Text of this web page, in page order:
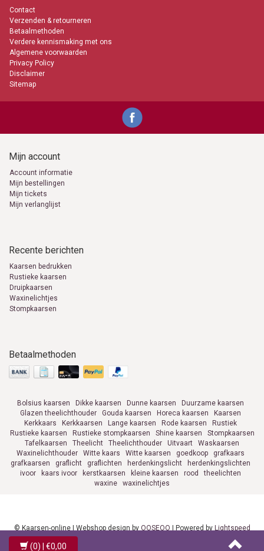
Contact
Verzenden & retourneren
Betaalmethoden
Verdere kennismaking met ons
Algemene voorwaarden
Privacy Policy
Disclaimer
Sitemap
Mijn account
Account informatie
Mijn bestellingen
Mijn tickets
Mijn verlanglijst
Recente berichten
Kaarsen bedrukken
Rustieke kaarsen
Druipkaarsen
Waxinelichtjes
Stompkaarsen
Betaalmethoden
Bolsius kaarsen Dikke kaarsen Dunne kaarsen
Duurzame kaarsen
Glazen theelichthouder
Gouda kaarsen Horeca kaarsen
Kaarsen
Kerkkaars
Kerkkaarsen Lange kaarsen Rode kaarsen
Rustiek
Rustieke kaarsen
Rustieke stompkaarsen Shine kaarsen
Stompkaarsen
Tafelkaarsen
Theelicht Theelichthouder Uitvaart
Waskaarsen
Waxinelichthouder
Witte kaars Witte kaarsen goedkoop
grafkaars
grafkaarsen
graflicht graflichten herdenkingslicht
herdenkingslichten
ivoor
kaars ivoor kerstkaarsen kleine kaarsen rood
theelichten
waxine
waxinelichtjes
© Kaarsen-online | Webshop design by OOSEOO | Powered by Lightspeed
(0) | €0,00